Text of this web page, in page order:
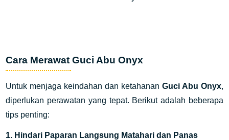
Cara Merawat Guci Abu Onyx
Untuk menjaga keindahan dan ketahanan Guci Abu Onyx,
diperlukan perawatan yang tepat. Berikut adalah beberapa
tips penting:
1. Hindari Paparan Langsung Matahari dan Panas